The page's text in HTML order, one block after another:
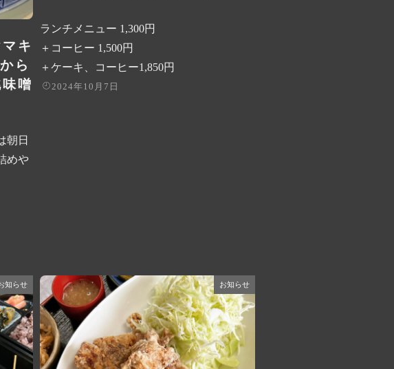
キ
ら
噌
朝日
めや
ランチメニュー 1,300円
＋コーヒー 1,500円
＋ケーキ、コーヒー1,850円
2024年10月7日
知らせ お知らせ